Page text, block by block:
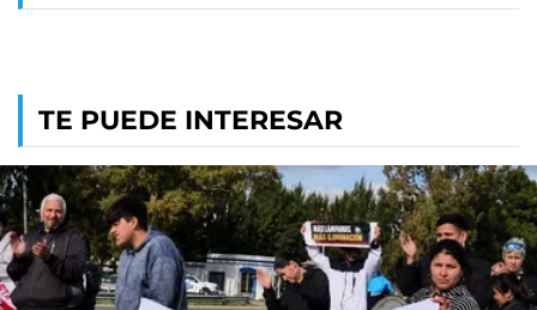
TE PUEDE INTERESAR